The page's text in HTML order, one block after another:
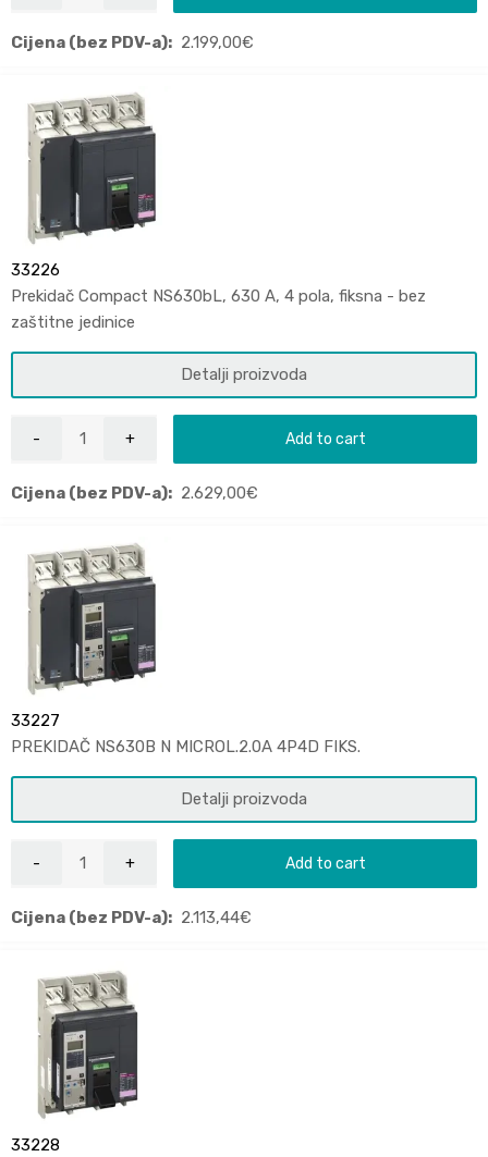
Cijena (bez PDV-a): 2.199,00€
33226
Prekidač Compact NS630bL, 630 A, 4 pola, fiksna - bez
zaštitne jedinice
Detalji proizvoda
Add to cart
Cijena (bez PDV-a): 2.629,00€
33227
PREKIDAČ NS630B N MICROL.2.0A 4P4D FIKS.
Detalji proizvoda
Add to cart
Cijena (bez PDV-a): 2.113,44€
33228